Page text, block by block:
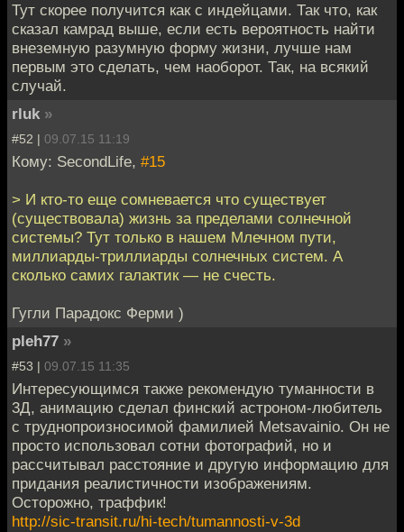
Тут скорее получится как с индейцами. Так что, как
сказал камрад выше, если есть вероятность найти
внеземную разумную форму жизни, лучше нам
первым это сделать, чем наоборот. Так, на всякий
случай.
rluk »
#52 | 09.07.15 11:19
Кому: SecondLife, #15
> И кто-то еще сомневается что существует
(существовала) жизнь за пределами солнечной
системы? Тут только в нашем Млечном пути,
миллиарды-триллиарды солнечных систем. А
сколько самих галактик — не счесть.
Гугли Парадокс Ферми )
pleh77 »
#53 | 09.07.15 11:35
Интересующимся также рекомендую туманности в
3Д, анимацию сделал финский астроном-любитель
с труднопроизносимой фамилией Metsavainio. Он не
просто использовал сотни фотографий, но и
рассчитывал расстояние и другую информацию для
придания реалистичности изображениям.
Осторожно, траффик!
http://sic-transit.ru/hi-tech/tumannosti-v-3d